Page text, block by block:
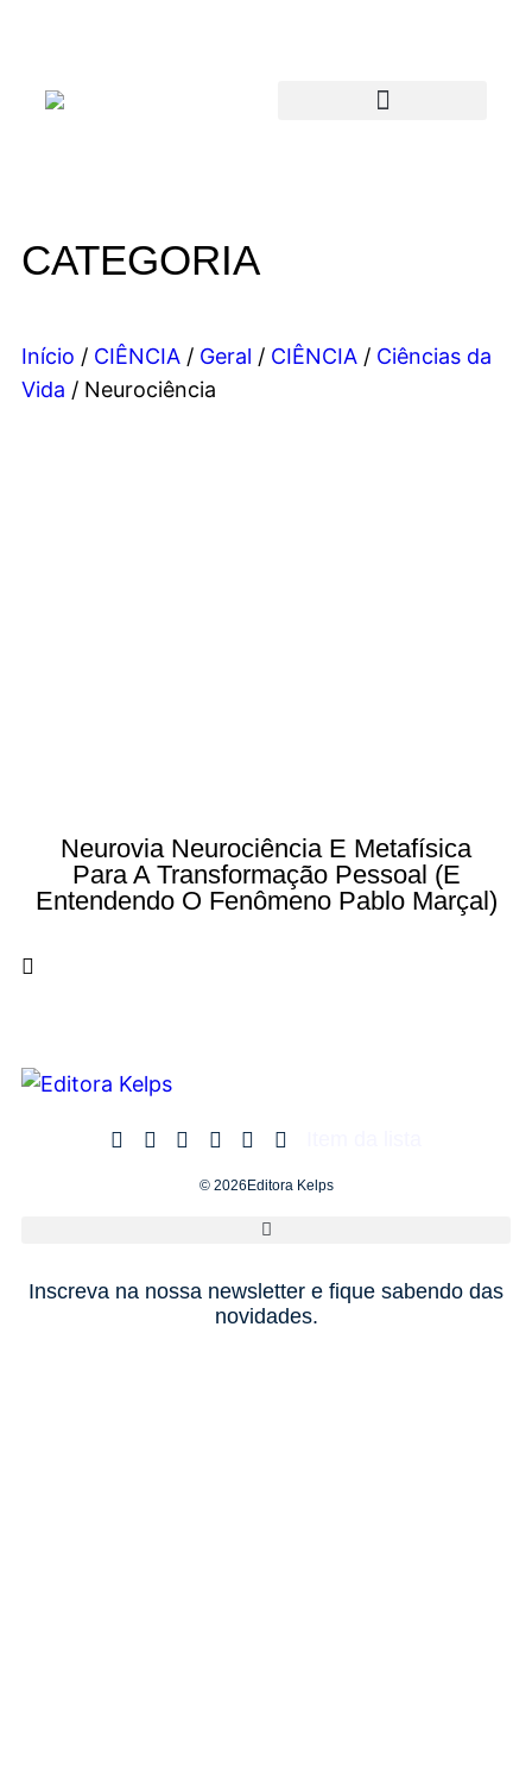
CATEGORIA
Início / CIÊNCIA / Geral / CIÊNCIA / Ciências da
Vida / Neurociência
Neurovia Neurociência E Metafísica
Para A Transformação Pessoal (e
Entendendo O Fenômeno Pablo Marçal)
© 2026Editora Kelps
Inscreva na nossa newsletter e fique sabendo das
novidades.